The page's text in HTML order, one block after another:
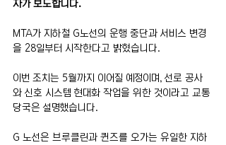
자가 보도합니다.
MTA가 지하철 G노선의 운행 중단과 서비스 변경
을 28일부터 시작한다고 밝혔습니다.
이번 조치는 5월까지 이어질 예정이며, 선로 공사
와 신호 시스템 현대화 작업을 위한 것이라고 교통
당국은 설명했습니다.
G 노선은 브루클린과 퀸즈를 오가는 유일한 지하